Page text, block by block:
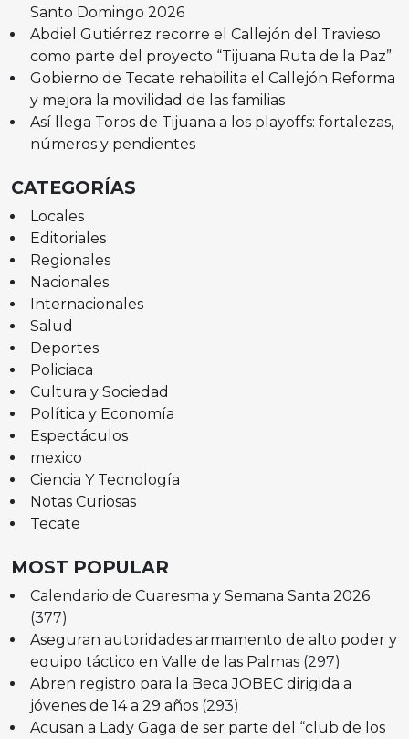
Santo Domingo 2026
Abdiel Gutiérrez recorre el Callejón del Travieso
como parte del proyecto “Tijuana Ruta de la Paz”
Gobierno de Tecate rehabilita el Callejón Reforma
y mejora la movilidad de las familias
Así llega Toros de Tijuana a los playoffs: fortalezas,
números y pendientes
CATEGORÍAS
Locales
Editoriales
Regionales
Nacionales
Internacionales
Salud
Deportes
Policiaca
Cultura y Sociedad
Política y Economía
Espectáculos
mexico
Ciencia Y Tecnología
Notas Curiosas
Tecate
MOST POPULAR
Calendario de Cuaresma y Semana Santa 2026
(377)
Aseguran autoridades armamento de alto poder y
equipo táctico en Valle de las Palmas (297)
Abren registro para la Beca JOBEC dirigida a
jóvenes de 14 a 29 años (293)
Acusan a Lady Gaga de ser parte del “club de los